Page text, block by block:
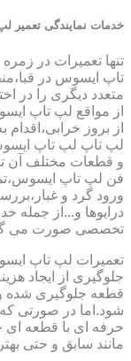
خدمات نمایندگی تعمیر
تنها تعمیرات در
تاپ ایسوس در
متعدد دیگری را در
از مواقع لپ تاپ
از بروز
لپ تاپ لپ تاپ
و قطعات مختلف آن
فن لپ تاپ
ورود گرد و
درایوها و...از جمله
تخصصی صورت می
تعمیرات لپ تاپ
جلوگیری از ایجاد
قطعه جلوگیری شده
شود.اما در صورتی
حرفه ای با قطعه ای
مانند سابق و حتی